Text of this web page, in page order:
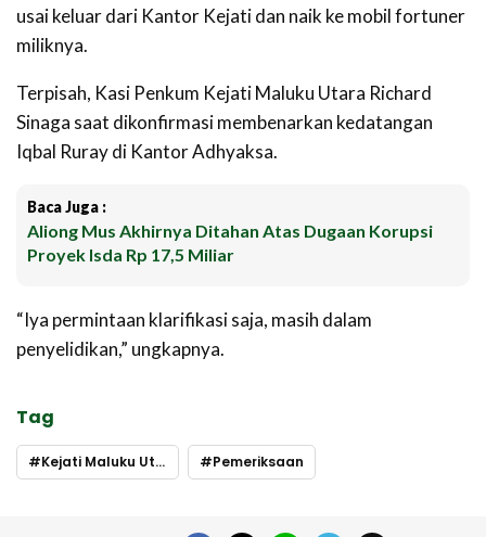
usai keluar dari Kantor Kejati dan naik ke mobil fortuner
miliknya.
Terpisah, Kasi Penkum Kejati Maluku Utara Richard
Sinaga saat dikonfirmasi membenarkan kedatangan
Iqbal Ruray di Kantor Adhyaksa.
Baca Juga :
Aliong Mus Akhirnya Ditahan Atas Dugaan Korupsi
Proyek Isda Rp 17,5 Miliar
“Iya permintaan klarifikasi saja, masih dalam
penyelidikan,” ungkapnya.
Tag
Kejati Maluku Utara Pemeriksaan